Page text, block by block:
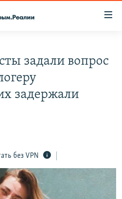
задали вопрос
задержали
без VPN